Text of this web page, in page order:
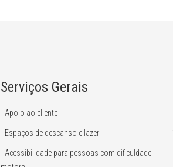
Serviços Gerais
- Apoio ao cliente
- Espaços de descanso e lazer
- Acessibilidade para pessoas com dificuldade